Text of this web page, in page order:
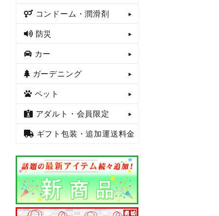
コンドーム・潤滑剤
防災
カー
ガーデニング
ペット
アダルト・会員限定
ギフト包装・追加運送料金